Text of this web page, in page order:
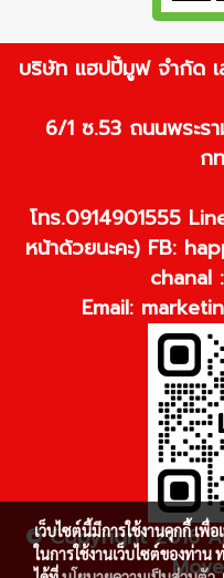
บริษัท แฮปปี้มูฟ จำกัด เ
6/1 ซ.53 ถนนพระร
ก
โทร.0914901555
หน้าด้วยนะคะ) FB:
chanal
Email:
© Copyright 2016
เว็บไซต์นี้มีการใช้งานคุกกี้ เ
ในการใช้งานเว็บไซต์ของท่าน